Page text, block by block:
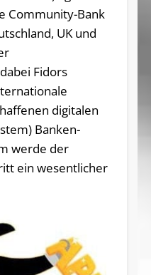
Community-Bank
UK und
Fidors
digitalen
Banken-
werde der
ein wesentlicher